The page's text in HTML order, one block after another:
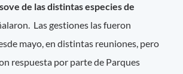
de las distintas especies de
Las gestiones las fueron
mayo, en distintas reuniones, pero
respuesta por parte de Parques